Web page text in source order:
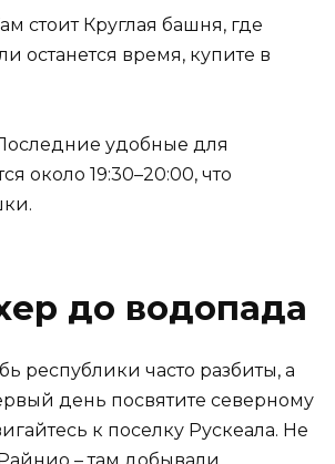
стоит Круглая башня, где
останется время, купите в
удобные для
около 19:30–20:00, что
до водопада
республики часто разбиты, а
день посвятите северному
к поселку Рускеала. Не